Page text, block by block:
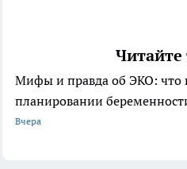
Читайте
Мифы и правда об ЭКО: что
планировании
Вчера